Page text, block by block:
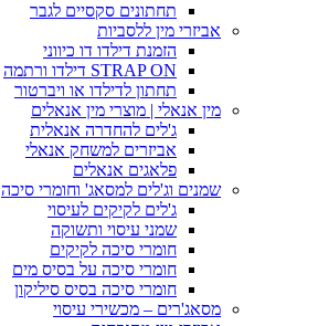
תחתונים סקסיים לגבר
אביזרי מין ללסביות
הזמנת דילדו דו כיווני
STRAP ON דילדו ורתמה
תחתון לדילדו או ויברטור
מין אנאלי | מוצרי מין אנאלים
ג'לים להחדרה אנאלית
אביזרים למשחק אנאלי
פלאגים אנאלים
שמנים וג'לים למסאג' וחומרי סיכה
ג'לים לקיקים לעיסוי
שמני עיסוי ותשוקה
חומרי סיכה לקיקים
חומרי סיכה על בסיס מים
חומרי סיכה בסיס סיליקון
מסאג'רים – מכשירי עיסוי